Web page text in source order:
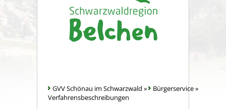
GVV Schönau im Schwarzwald » Bürgerservice»
Verfahrensbeschreibungen